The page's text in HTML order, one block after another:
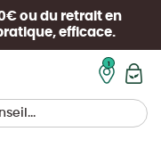
ou du retrait en
efficace.